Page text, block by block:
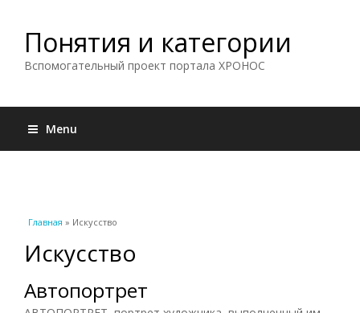
Понятия и категории
Вспомогательный проект портала ХРОНОС
Menu
Вы здесь
Главная » Искусство
Искусство
Автопортрет